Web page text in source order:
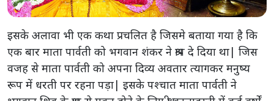
इसके अलावा भी एक कथा प्रचलित है जिसमे बताया गया है कि
एक बार माता पार्वती को भगवान शंकर ने श्राप दे दिया था| जिस
वजह से माता पार्वती को अपना दिव्य अवतार त्यागकर मनुष्य
रूप में धरती पर रहना पड़ा| इसके पश्चात माता पार्वती ने